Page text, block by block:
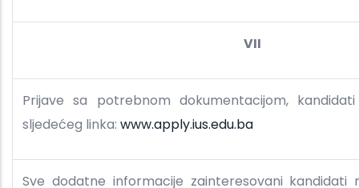
VII
Prijave sa potrebnom dokumentacijom,
sljedećeg linka: www.apply.ius.edu.ba
Sve dodatne informacije zainteresovani